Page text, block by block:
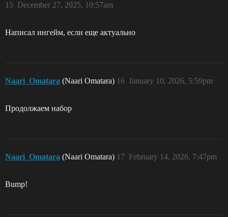
December 27, 2025, 10:57am
15
Написал ингейм, если еще актуально
Naari_Omatara (Naari Omatara) January 10, 2026, 5:59pm
16
Продолжаем набор
Naari_Omatara (Naari Omatara) February 14, 2026, 7:47pm
17
Bump!